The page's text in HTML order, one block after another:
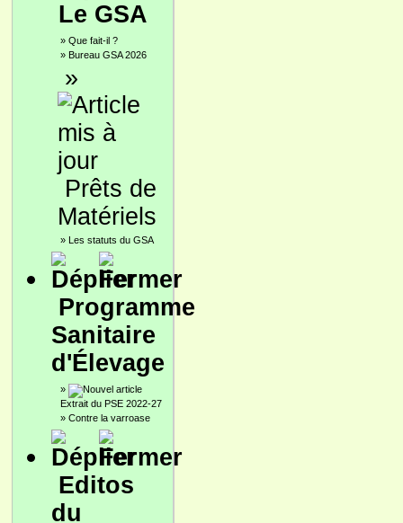
Le GSA
» Que fait-il ?
» Bureau GSA 2026
»
Prêts de
Matériels
» Les statuts du GSA
Programme
Sanitaire
d'Élevage
»
Extrait du PSE 2022-27
» Contre la varroase
Editos
du